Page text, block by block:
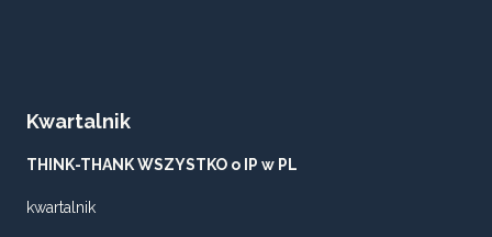
Kwartalnik
THINK-THANK WSZYSTKO o IP w PL
kwartalnik